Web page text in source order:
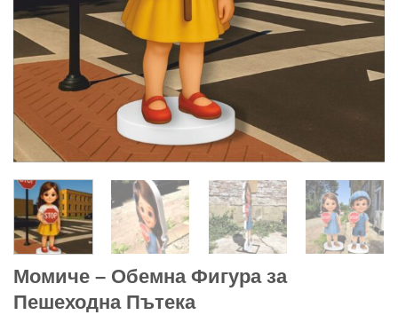
Момиче – Обемна Фигура за
Пешеходна Пътека